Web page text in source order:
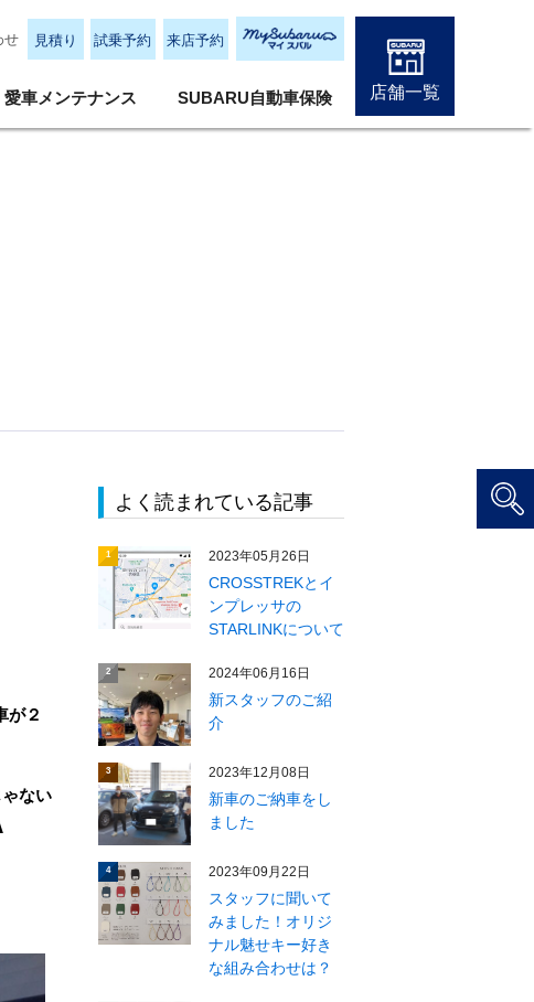
せ 見積り 試乗予約 来店予約
愛車メンテナンス SUBARU自動車保険 店舗一覧
が２
ない
よく読まれている記事
1 2023年05月26日
CROSSTREKとイ
ンプレッサの
STARLINKについて
2 2024年06月16日
新スタッフのご紹
介
3 2023年12月08日
新車のご納車をし
ました
4 2023年09月22日
スタッフに聞いて
みました！オリジ
ナル魅せキー好き
な組み合わせは？